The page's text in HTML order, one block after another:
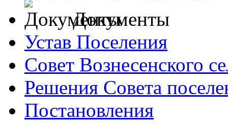
Документы
Устав Поселения
Совет Вознесенского
Решения Совета
Постановления